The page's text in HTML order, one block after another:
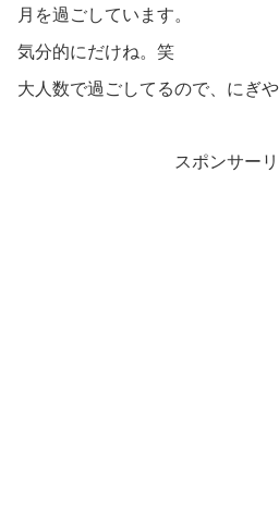
月を過ごしています。
気分的にだけね。笑
大人数で過ごしてるので、にぎや
スポンサー